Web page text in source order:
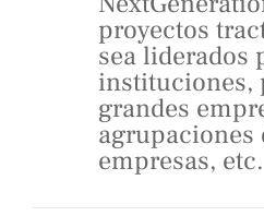
proyectos
sea liderados
instituciones,
grandes
agrupaciones
empresas, etc.